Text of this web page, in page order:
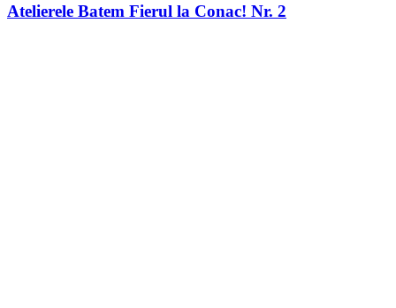
Atelierele Batem Fierul la Conac! Nr. 2